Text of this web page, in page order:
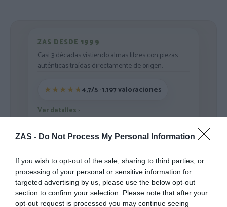
ZAS - Do Not Process My Personal Information
If you wish to opt-out of the sale, sharing to third parties, or
processing of your personal or sensitive information for
targeted advertising by us, please use the below opt-out
section to confirm your selection. Please note that after your
opt-out request is processed you may continue seeing
ZAS DESDE 1999
Casi 3 décadas vistiendo almas libres con piezas
auténticas traídas directamente de origen.
4,7/5 · 1.197 valoraciones
Ver detalles ›
-30% -70%